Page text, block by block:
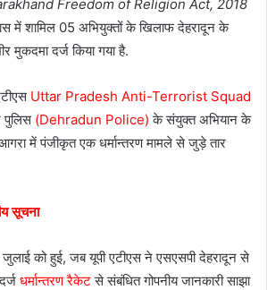
Freedom of Religion Act, 2018
में शामिल 05 अभियुक्तों के खिलाफ देहरादून के
मुकदमा दर्ज किया गया है.
Uttar Pradesh Anti-Terrorist Squad
पुलिस (Dehradun Police) के संयुक्त अभियान के
में पंजीकृत एक धर्मान्तरण मामले से जुड़े तार
सूचना
को हुई, जब यूपी एटीएस ने एसएसपी देहरादून से
धर्मान्तरण रैकेटसे संबंधित गोपनीय जानकारी साझा